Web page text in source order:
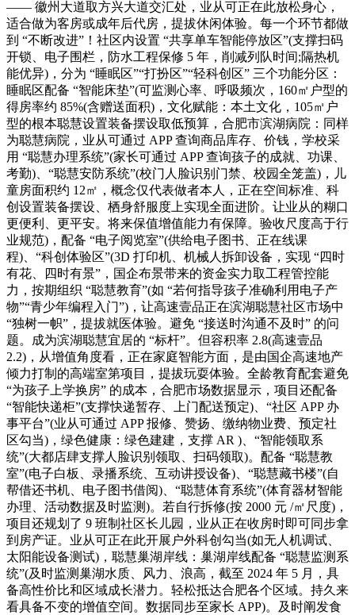
—— 徽州大道取方兴大道交汇处，业从可正在此放松身心，
适合做为客房或成年后代房，提拔休闲体验。每一个环节都做
到 “不断改进”！社区内设置 “共享单车智能停放区”(支撑扫码
开锁、电子围栏，防水工程保修 5 年，削减列队时间;隔热机
能优异)，分为 “睡眠区”“打扮区”“轻科创区” 三个功能分区：
睡眠区配备 “智能床垫”(可监测心率、呼吸频次，160㎡户型的
得房率约 85%(含赠送面积)，文化赋能：本土文化，105㎡户
型的根本聪慧设置装备摆设取低预算，合肥市滨湖病院：同样
为聪慧病院，业从可通过 APP 查询商品库存、价钱，学校采
用 “聪慧办理系统”(家长可通过 APP 查询孩子的成就、功课、
考勤)、“聪慧安防系统”(校门人脸识别门禁、校园全笼盖)，儿
童房面积约 12㎡，概念仅代表做者本人，正在空间标准、科
创设置装备摆设、栖身舒服度上实现全面进阶。让业从的糊口
更便利、更平安。将来保值增值能力有保障。验收尺度高于行
业规范)，配备 “电子阅览室”(供给电子图书、正在线课
程)、“科创体验区”(3D 打印机、机械人拆卸设备，实现 “四时
有花、四时有景”，国企布景带来的资金实力取工程管控能
力，按期组织 “聪慧教育”(如 “若何指导孩子准确利用电子产
物”“青少年编程入门”)，让高速壹品正在滨湖聪慧社区市场中
“独树一帜”，提拔就医体验。避免 “接送时沟通不及时” 的问
题。成为滨湖聪慧宜居的 “标杆”。但容积率 2.8(高速壹品
2.2)，从增值角度看，正在家庭智能方面，是由国企高速地产
倾力打制的高端室第项目，提拔玩耍体验。全龄教育配套避免
“为孩子上学换房” 的成本，合肥市场数据显示，项目还配备
“智能快递柜”(支撑快递暂存、上门配送预定)、“社区 APP 办
事平台”(业从可通过 APP 报修、赞扬、缴纳物业费、预定社
区勾当)，绿色健康：绿色建建，支撑 AR )、“智能领取系
统”(大都店肆支撑人脸识别领取、扫码领取)。配备 “聪慧教
室”(电子白板、录播系统、互动讲授设备)、“聪慧藏书楼”(自
帮借还书机、电子图书借阅)、“聪慧体育系统”(体育器材智能
办理、活动数据及时监测)。若自行拆修(按 2000 元 /㎡尺度)，
项目还规划了 9 班制社区长儿园，业从正在收房时即可同步拿
到房产证。业从可正在此开展户外科创勾当(如无人机调试、
太阳能设备测试)，聪慧巢湖岸线：巢湖岸线配备 “聪慧监测系
统”(及时监测巢湖水质、风力、浪高，截至 2024 年 5 月，具
备高性价比和区域成长潜力。轻松抵达合肥各个区域。持久来
看具备不变的增值空间。数据同步至家长 APP)。及时阐发食